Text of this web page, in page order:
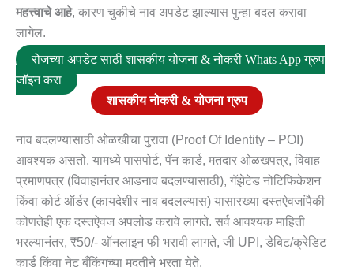
महत्त्वाचे आहे, कारण चुकीचे नाव अपडेट झाल्यास पुन्हा बदल करावा
लागेल.
रोजच्या अपडेट साठी शासकीय योजना & नोकरी Whats App ग्रुप
जॉइन करा
शासकीय नोकरी & योजना ग्रुप
नाव बदलण्यासाठी ओळखीचा पुरावा (Proof Of Identity – POI)
आवश्यक असतो. यामध्ये पासपोर्ट, पॅन कार्ड, मतदार ओळखपत्र, विवाह
प्रमाणपत्र (विवाहानंतर आडनाव बदलण्यासाठी), गॅझेटेड नोटिफिकेशन
किंवा कोर्ट ऑर्डर (कायदेशीर नाव बदलल्यास) यासारख्या दस्तऐवजांपैकी
कोणतेही एक दस्तऐवज अपलोड करावे लागते. सर्व आवश्यक माहिती
भरल्यानंतर, ₹50/- ऑनलाइन फी भरावी लागते, जी UPI, डेबिट/क्रेडिट
कार्ड किंवा नेट बँकिंगच्या मदतीने भरता येते.